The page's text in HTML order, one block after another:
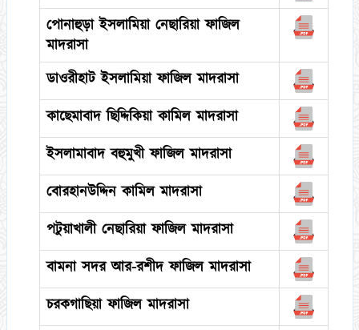
পোনাহুড়া ইসলামিয়া নেছারিয়া ফাজিল
মাদরাসা
ডাওরীহাট ইসলামিয়া ফাজিল মাদরাসা
কাছেমাবাদ ছিদ্দিকিয়া কামিল মাদরাসা
ইসলামাবাদ বহুমুখী ফাজিল মাদরাসা
বোরহানউদ্দিন কামিল মাদরাসা
পটুয়াখালী নেছারিয়া ফাজিল মাদরাসা
বামনা সদর আর-রশীদ ফাজিল মাদরাসা
চরকগাছিয়া ফাজিল মাদরাসা